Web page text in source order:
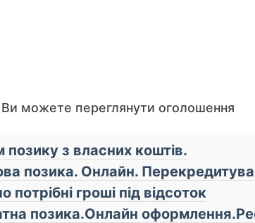
можете переглянути оголошення
позику з власних коштів.
позика. Онлайн.
потрібні гроші під відсоток
позика.Онлайн